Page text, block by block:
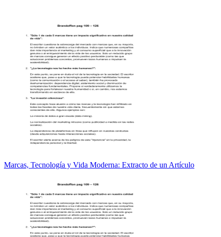
Marcas, Tecnología y Vida Moderna: Extracto de un Artículo